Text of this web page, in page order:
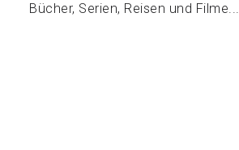
Bücher, Serien, Reisen und Filme...